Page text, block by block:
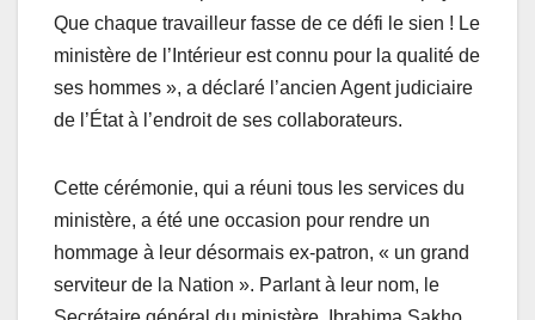
Que chaque travailleur fasse de ce défi le sien ! Le
ministère de l’Intérieur est connu pour la qualité de
ses hommes », a déclaré l’ancien Agent judiciaire
de l’État à l’endroit de ses collaborateurs.
Cette cérémonie, qui a réuni tous les services du
ministère, a été une occasion pour rendre un
hommage à leur désormais ex-patron, « un grand
serviteur de la Nation ». Parlant à leur nom, le